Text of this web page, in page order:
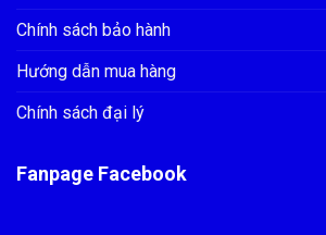
Chính sách bảo hành
Hướng dẫn mua hàng
Chính sách đại lý
Fanpage Facebook